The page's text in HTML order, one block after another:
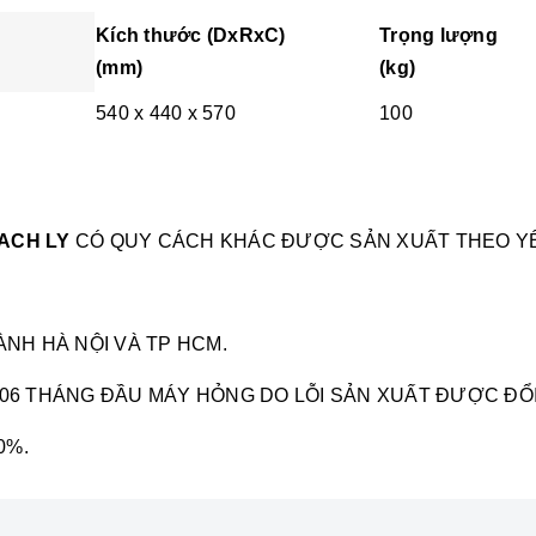
Kích thước (DxRxC)
(mm)
Trọng lượng
(kg)
540 x 440 x 570 100
LY CÓ QUY CÁCH KHÁC ĐƯỢC SẢN XUẤT THEO
HÀ NỘI VÀ TP HCM.
THÁNG ĐẦU MÁY HỎNG DO LỖI SẢN XUẤT ĐƯỢC